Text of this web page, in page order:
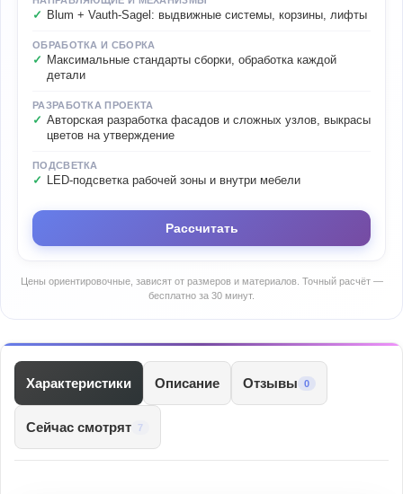
Blum + Vauth-Sagel: выдвижные системы, корзины, лифты
ОБРАБОТКА И СБОРКА
Максимальные стандарты сборки, обработка каждой
детали
РАЗРАБОТКА ПРОЕКТА
Авторская разработка фасадов и сложных узлов, выкрасы
цветов на утверждение
ПОДСВЕТКА
LED-подсветка рабочей зоны и внутри мебели
Рассчитать
Цены ориентировочные, зависят от размеров и материалов. Точный расчёт —
бесплатно за 30 минут.
Характеристики Описание Отзывы 0
Сейчас смотрят 7